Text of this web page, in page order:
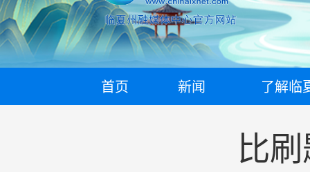
首页 新闻 了解临
比